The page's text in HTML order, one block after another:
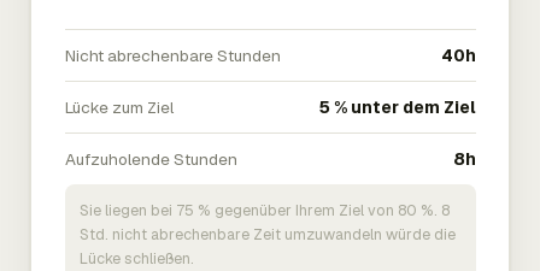
Nicht abrechenbare Stunden 40h
Lücke zum Ziel 5 % unter dem Ziel
Aufzuholende Stunden 8h
Sie liegen bei 75 % gegenüber Ihrem Ziel von 80 %. 8
Std. nicht abrechenbare Zeit umzuwandeln würde die
Lücke schließen.